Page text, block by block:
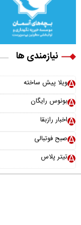
نیازمندی ها
ویلا پیش ساخته
بونوس رایگان
اخبار رازبقا
صبح فوتبالی
تیتر پلاس